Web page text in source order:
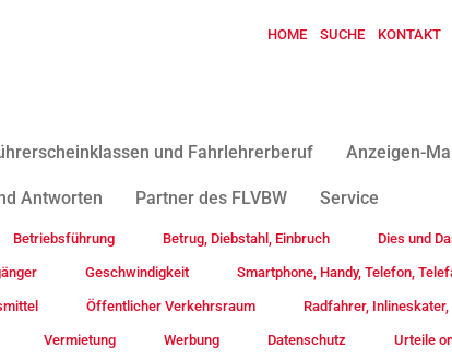
HOME SUCHE KONTAKT
und Fahrlehrerberuf Anzeigen-
Antworten Partner des FLVBW Service
Betriebsführung Betrug, Diebstahl, Einbruch Dies und
Geschwindigkeit Smartphone, Handy, Telefon,
Öffentlicher Verkehrsraum Radfahrer,
Vermietung Werbung Datenschutz Urteile